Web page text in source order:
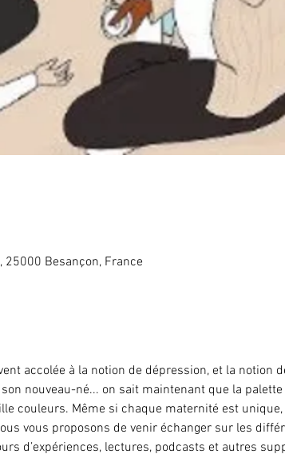
25000 Besançon, France
accolée à la notion de dépression, et la notion
nouveau-né... on sait maintenant que la palette
couleurs. Même si chaque maternité est unique,
vous proposons de venir échanger sur les
d’expériences, lectures, podcasts et autres